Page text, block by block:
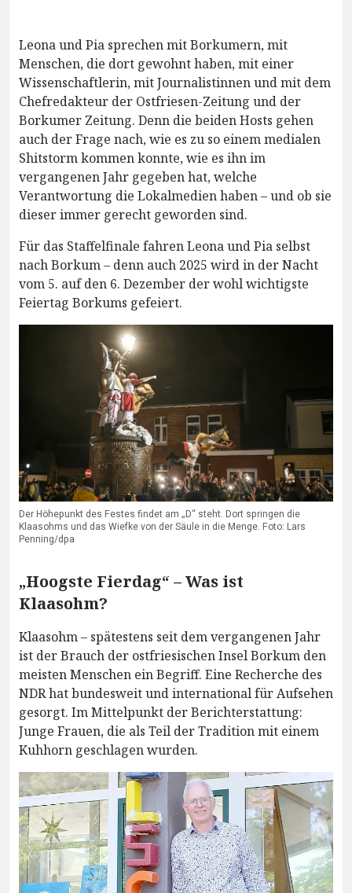
Leona und Pia sprechen mit Borkumern, mit
Menschen, die dort gewohnt haben, mit einer
Wissenschaftlerin, mit Journalistinnen und mit dem
Chefredakteur der Ostfriesen-Zeitung und der
Borkumer Zeitung. Denn die beiden Hosts gehen
auch der Frage nach, wie es zu so einem medialen
Shitstorm kommen konnte, wie es ihn im
vergangenen Jahr gegeben hat, welche
Verantwortung die Lokalmedien haben – und ob sie
dieser immer gerecht geworden sind.
Für das Staffelfinale fahren Leona und Pia selbst
nach Borkum – denn auch 2025 wird in der Nacht
vom 5. auf den 6. Dezember der wohl wichtigste
Feiertag Borkums gefeiert.
Der Höhepunkt des Festes findet am „D“ steht. Dort springen die
Klaasohms und das Wiefke von der Säule in die Menge. Foto: Lars
Penning/dpa
„Hoogste Fierdag“ – Was ist
Klaasohm?
Klaasohm – spätestens seit dem vergangenen Jahr
ist der Brauch der ostfriesischen Insel Borkum den
meisten Menschen ein Begriff. Eine Recherche des
NDR hat bundesweit und international für Aufsehen
gesorgt. Im Mittelpunkt der Berichterstattung:
Junge Frauen, die als Teil der Tradition mit einem
Kuhhorn geschlagen wurden.